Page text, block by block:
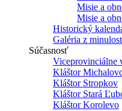
Misie a
Misie a
Historický
Galéria z
Súčasnosť
Viceprovinciálne
Kláštor
Kláštor Stropkov
Kláštor Stará
Kláštor Korolevo